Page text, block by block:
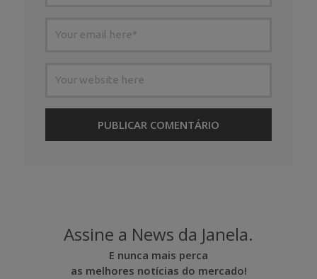
Assine a News da Janela.
E nunca mais perca
as melhores notícias do mercado!